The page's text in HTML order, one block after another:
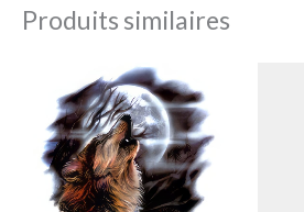
Produits similaires